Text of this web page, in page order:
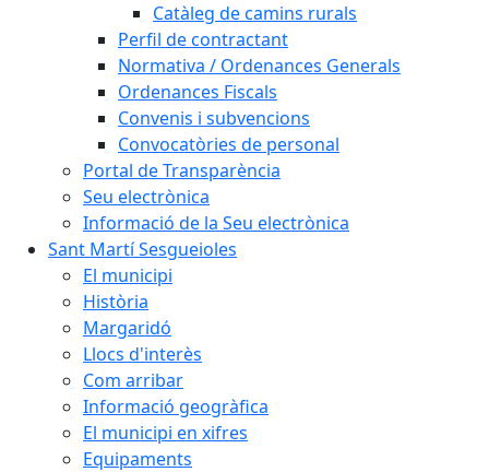
Catàleg de camins rurals
Perfil de contractant
Normativa / Ordenances Generals
Ordenances Fiscals
Convenis i subvencions
Convocatòries de personal
Portal de Transparència
Seu electrònica
Informació de la Seu electrònica
Sant Martí Sesgueioles
El municipi
Història
Margaridó
Llocs d'interès
Com arribar
Informació geogràfica
El municipi en xifres
Equipaments